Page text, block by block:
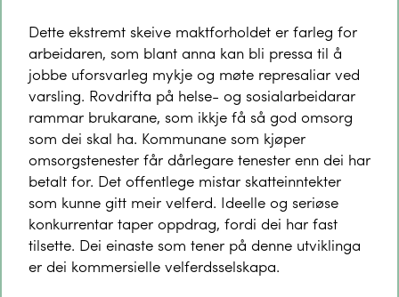
Dette ekstremt skeive maktforholdet er farleg for
arbeidaren, som blant anna kan bli pressa til å
jobbe uforsvarleg mykje og møte represaliar ved
varsling. Rovdrifta på helse- og sosialarbeidarar
rammar brukarane, som ikkje få så god omsorg
som dei skal ha. Kommunane som kjøper
omsorgstenester får dårlegare tenester enn dei har
betalt for. Det offentlege mistar skatteinntekter
som kunne gitt meir velferd. Ideelle og seriøse
konkurrentar taper oppdrag, fordi dei har fast
tilsette. Dei einaste som tener på denne utviklinga
er dei kommersielle velferdsselskapa.